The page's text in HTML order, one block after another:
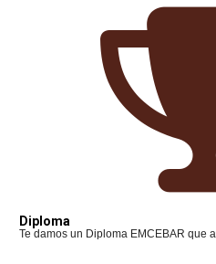
Diploma
Te damos un Diploma EMCEBAR que